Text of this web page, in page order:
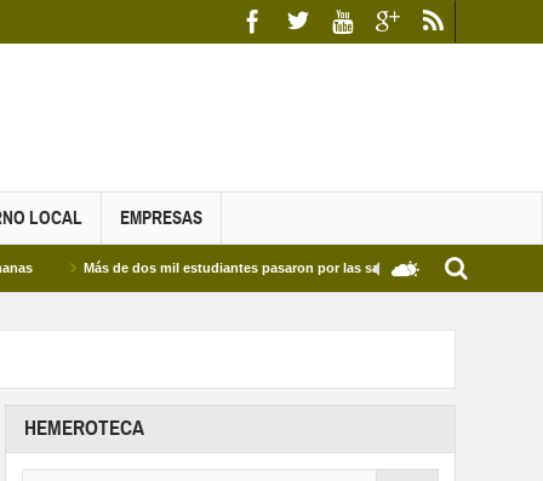
LOCAL EMPRESAS
Más de dos mil estudiantes pasaron por las salas de estudio de las Bibliotecas
HEMEROTECA